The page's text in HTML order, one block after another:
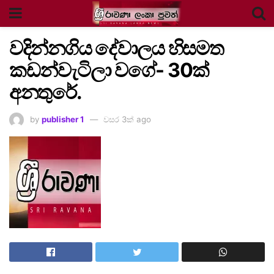
වදින්නගිය දේවාලය හිසමත
කඩන්වැටිලා වගේ- 30ක්
අනතුරේ.
by publisher 1 වසර 3ක් ago